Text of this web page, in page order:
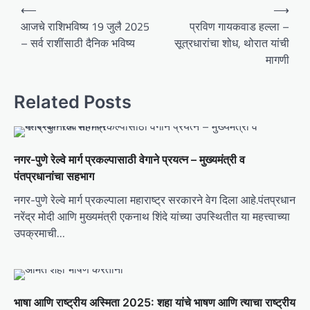
n
a
v
i
g
a
t
i
n
⟵
आजचे राशिभविष्य 19 जुलै 2025
– सर्व राशींसाठी दैनिक भविष्य
प्रविण गायकवाड हल्ला –
सूत्रधारांचा शोध, थोरात यांची
मागणी
⟶
Related Posts
नगर-पुणे रेल्वे मार्ग प्रकल्पासाठी वेगाने प्रयत्न – मुख्यमंत्री व
पंतप्रधानांचा सहभाग
नगर-पुणे रेल्वे मार्ग प्रकल्पाला महाराष्ट्र सरकारने वेग दिला आहे.पंतप्रधान
नरेंद्र मोदी आणि मुख्यमंत्री एकनाथ शिंदे यांच्या उपस्थितीत या महत्त्वाच्या
उपक्रमाची…
भाषा आणि राष्ट्रीय अस्मिता 2025: शहा यांचे भाषण आणि त्याचा राष्ट्रीय